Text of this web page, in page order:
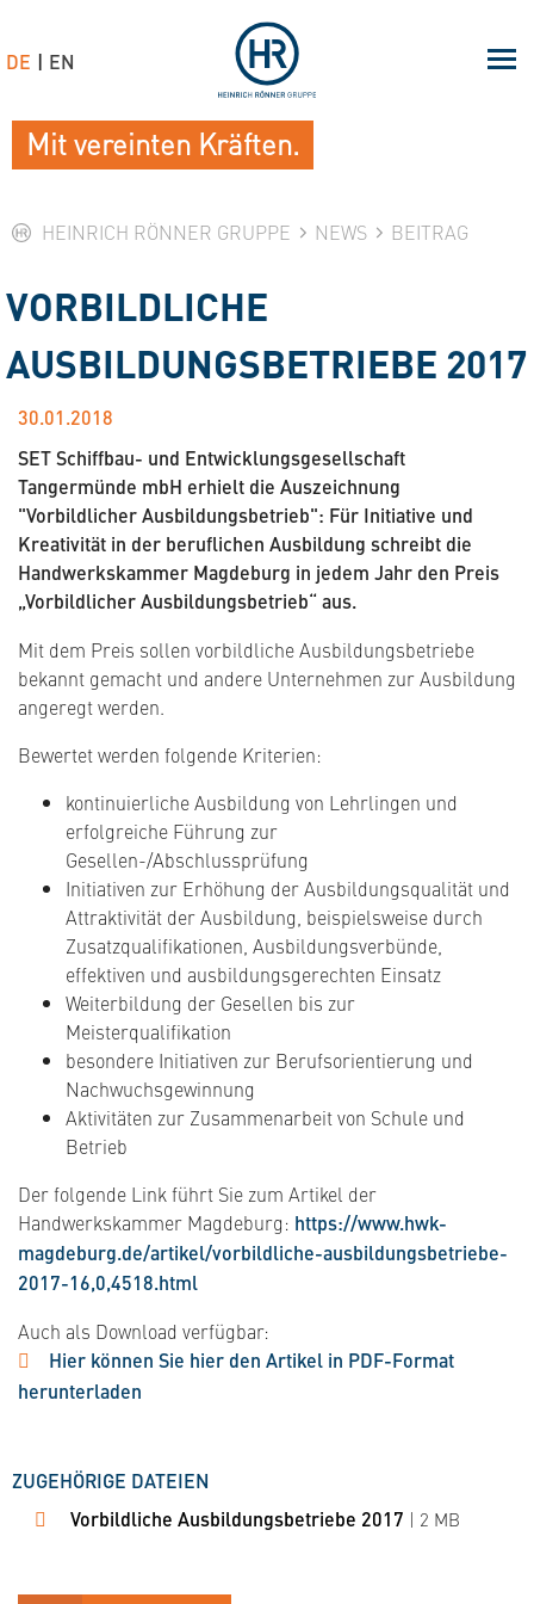
HEINRICH RÖNNER GRUPPE NEWS BEITRAG
VORBILDLICHE
AUSBILDUNGSBETRIEBE 2017
30.01.2018
SET Schiffbau- und Entwicklungsgesellschaft
Tangermünde mbH erhielt die Auszeichnung
"Vorbildlicher Ausbildungsbetrieb": Für Initiative und
Kreativität in der beruflichen Ausbildung schreibt die
Handwerkskammer Magdeburg in jedem Jahr den Preis
„Vorbildlicher Ausbildungsbetrieb“ aus.
Mit dem Preis sollen vorbildliche Ausbildungsbetriebe
bekannt gemacht und andere Unternehmen zur Ausbildung
angeregt werden.
Bewertet werden folgende Kriterien:
kontinuierliche Ausbildung von Lehrlingen und
erfolgreiche Führung zur
Gesellen-/Abschlussprüfung
Initiativen zur Erhöhung der Ausbildungsqualität und
Attraktivität der Ausbildung, beispielsweise durch
Zusatzqualifikationen, Ausbildungsverbünde,
effektiven und ausbildungsgerechten Einsatz
Weiterbildung der Gesellen bis zur
Meisterqualifikation
besondere Initiativen zur Berufsorientierung und
Nachwuchsgewinnung
Aktivitäten zur Zusammenarbeit von Schule und
Betrieb
Der folgende Link führt Sie zum Artikel der
Handwerkskammer Magdeburg: https://www.hwk-
magdeburg.de/artikel/vorbildliche-ausbildungsbetriebe-
2017-16,0,4518.html
Auch als Download verfügbar:
Hier können Sie hier den Artikel in PDF-Format
herunterladen
ZUGEHÖRIGE DATEIEN
Vorbildliche Ausbildungsbetriebe 2017 | 2 MB
Mit vereinten Kräften.
DE EN